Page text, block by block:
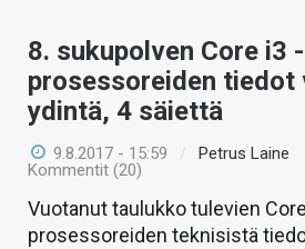
8. sukupolven Core i3 -
prosessoreiden tiedot
ydintä, 4 säiettä
9.8.2017 - 15:59 / Petrus Laine
Kommentit (20)
Vuotanut taulukko tulevien
prosessoreiden teknisistä